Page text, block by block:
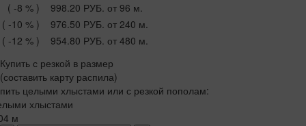
( -8 % )
998.20 РУБ. от 96 м.
( -10 % )
976.50 РУБ. от 240 м.
( -12 % )
954.80 РУБ. от 480 м.
Купить с резкой в размер
(составить карту распила)
целыми хлыстами или с резкой пополам:
хлыстами
м